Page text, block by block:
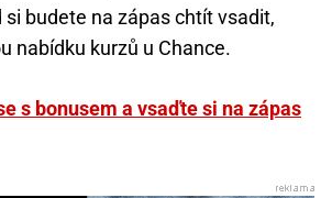
si budete na zápas chtít vsadit,
nabídku kurzů u Chance.
s bonusem a vsaďte si na zápas